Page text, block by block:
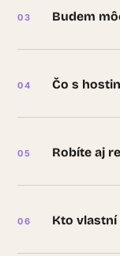
Budem
Čo s
Robíte aj
Kto vlastní